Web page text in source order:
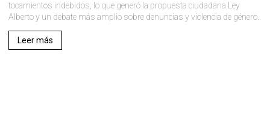
tocamientos indebidos, lo que generó la propuesta ciudadana Ley
Alberto y un debate más amplio sobre denuncias y violencia de género..
Leer más